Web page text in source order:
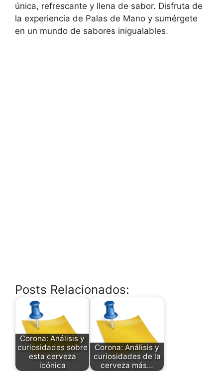
única, refrescante y llena de sabor. Disfruta de
la experiencia de Palas de Mano y sumérgete
en un mundo de sabores inigualables.
Posts Relacionados:
Corona: Análisis y
curiosidades sobre
esta cerveza
icónica
Corona: Análisis y
curiosidades de la
cerveza más…